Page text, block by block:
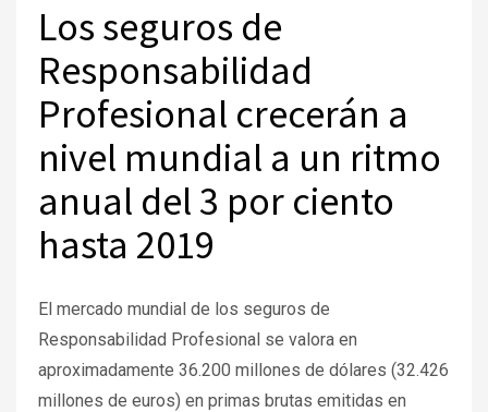
Los seguros de
Responsabilidad
Profesional crecerán a
nivel mundial a un ritmo
anual del 3 por ciento
hasta 2019
El mercado mundial de los seguros de
Responsabilidad Profesional se valora en
aproximadamente 36.200 millones de dólares (32.426
millones de euros) en primas brutas emitidas en